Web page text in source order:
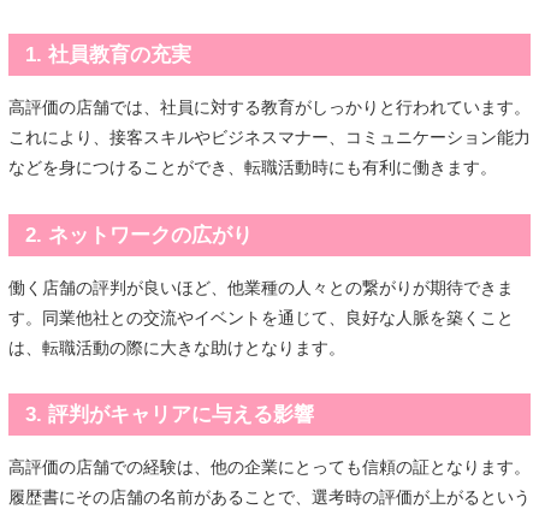
1. 社員教育の充実
高評価の店舗では、社員に対する教育がしっかりと行われています。
これにより、接客スキルやビジネスマナー、コミュニケーション能力
などを身につけることができ、転職活動時にも有利に働きます。
2. ネットワークの広がり
働く店舗の評判が良いほど、他業種の人々との繋がりが期待できま
す。同業他社との交流やイベントを通じて、良好な人脈を築くこと
は、転職活動の際に大きな助けとなります。
3. 評判がキャリアに与える影響
高評価の店舗での経験は、他の企業にとっても信頼の証となります。
履歴書にその店舗の名前があることで、選考時の評価が上がるという